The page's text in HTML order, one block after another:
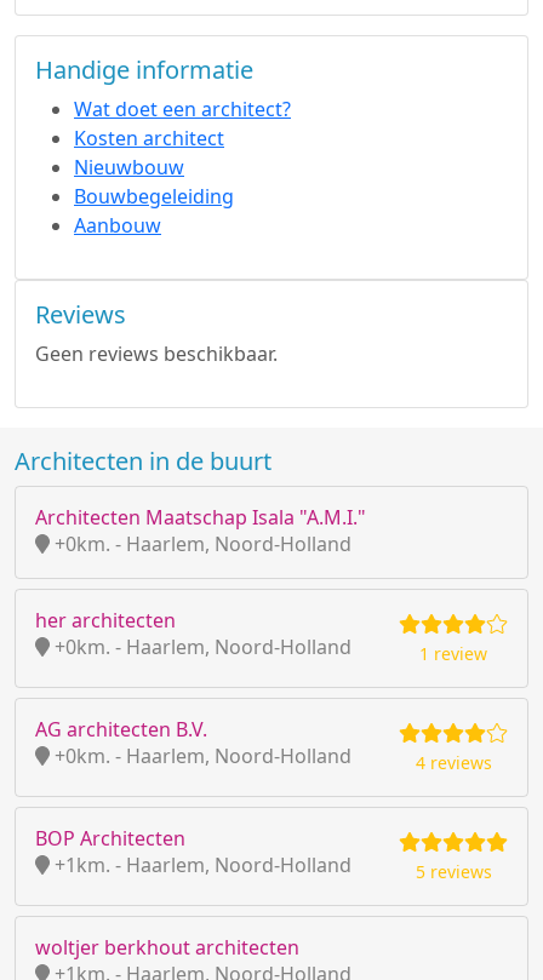
Handige informatie
Wat doet een architect?
Kosten architect
Nieuwbouw
Bouwbegeleiding
Aanbouw
Reviews
Geen reviews beschikbaar.
Architecten in de buurt
Architecten Maatschap Isala "A.M.I."
+0km. - Haarlem, Noord-Holland
her architecten
+0km. - Haarlem, Noord-Holland
1 review
AG architecten B.V.
+0km. - Haarlem, Noord-Holland
4 reviews
BOP Architecten
+1km. - Haarlem, Noord-Holland
5 reviews
woltjer berkhout architecten
+1km. - Haarlem, Noord-Holland